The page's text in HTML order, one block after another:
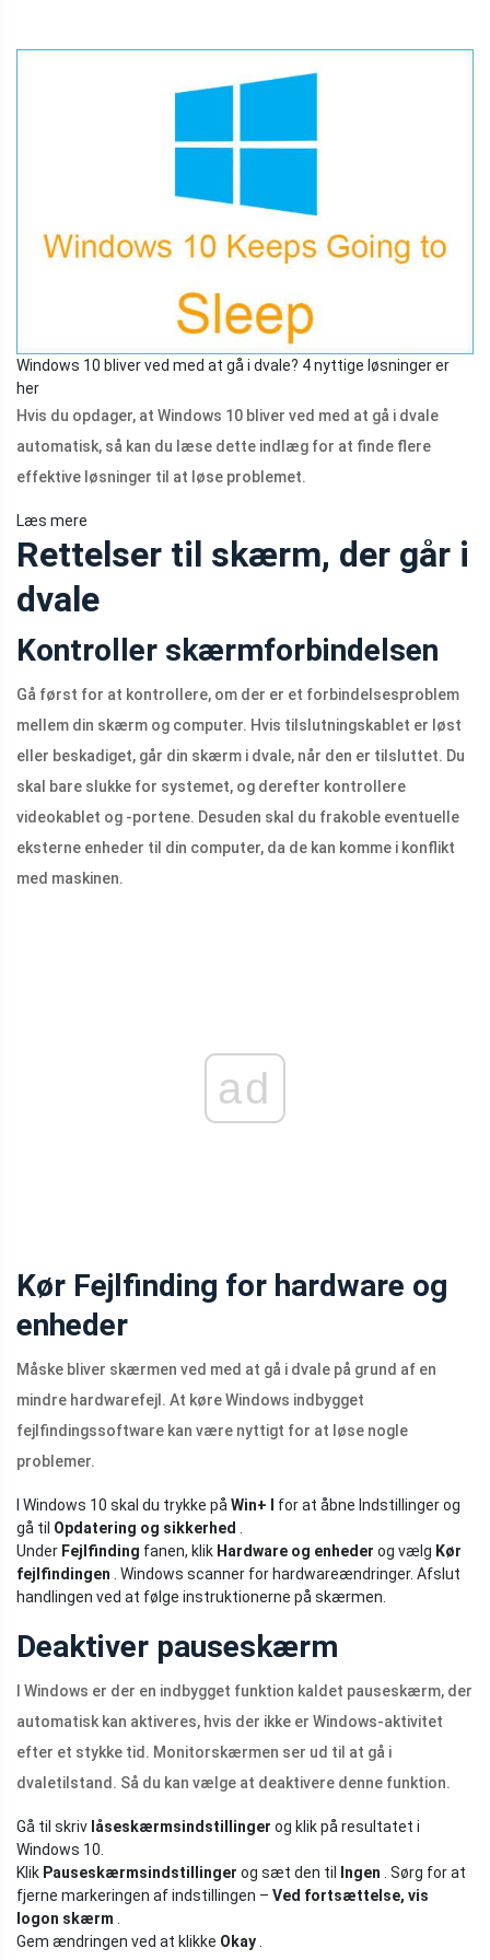
Windows 10 bliver ved med at gå i dvale? 4 nyttige løsninger er
her
Hvis du opdager, at Windows 10 bliver ved med at gå i dvale
automatisk, så kan du læse dette indlæg for at finde flere
effektive løsninger til at løse problemet.
Læs mere
Rettelser til skærm, der går i
dvale
Kontroller skærmforbindelsen
Gå først for at kontrollere, om der er et forbindelsesproblem
mellem din skærm og computer. Hvis tilslutningskablet er løst
eller beskadiget, går din skærm i dvale, når den er tilsluttet. Du
skal bare slukke for systemet, og derefter kontrollere
videokablet og -portene. Desuden skal du frakoble eventuelle
eksterne enheder til din computer, da de kan komme i konflikt
med maskinen.
ad
Kør Fejlfinding for hardware og
enheder
Måske bliver skærmen ved med at gå i dvale på grund af en
mindre hardwarefejl. At køre Windows indbygget
fejlfindingssoftware kan være nyttigt for at løse nogle
problemer.
I Windows 10 skal du trykke på Win+ I
for at åbne Indstillinger og
gå til Opdatering og sikkerhed
Under Fejlfinding fanen, klik Hardware og enheder og vælg Kør
fejlfindingen . Windows scanner for hardwareændringer. Afslut
handlingen ved at følge instruktionerne på skærmen.
Deaktiver pauseskærm
I Windows er der en indbygget funktion kaldet pauseskærm, der
automatisk kan aktiveres, hvis der ikke er Windows-aktivitet
efter et stykke tid. Monitorskærmen ser ud til at gå i
dvaletilstand. Så du kan vælge at deaktivere denne funktion.
Gå til skriv låseskærmsindstillinger og klik på resultatet i
Windows 10.
Klik Pauseskærmsindstillinger og sæt den til Ingen . Sørg for at
fjerne markeringen af ​​indstillingen – Ved fortsættelse, vis
logon skærm
Gem ændringen ved at klikke Okay